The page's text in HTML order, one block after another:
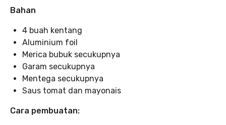
Bahan
4 buah kentang
Aluminium foil
Merica bubuk secukupnya
Garam secukupnya
Mentega secukupnya
Saus tomat dan mayonais
Cara pembuatan: